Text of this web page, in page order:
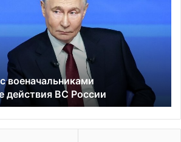
военачальниками
действия ВС России